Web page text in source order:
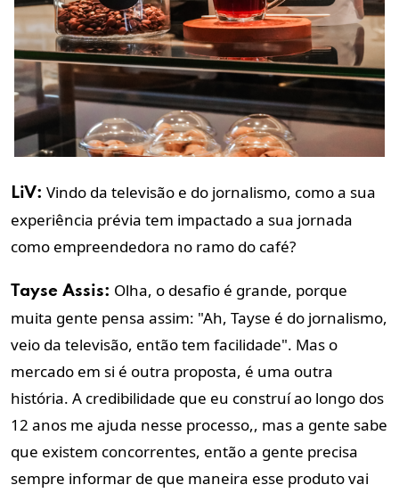
LiV: Vindo da televisão e do jornalismo, como a sua
experiência prévia tem impactado a sua jornada
como empreendedora no ramo do café?
Tayse Assis: Olha, o desafio é grande, porque
muita gente pensa assim: "Ah, Tayse é do jornalismo,
veio da televisão, então tem facilidade". Mas o
mercado em si é outra proposta, é uma outra
história. A credibilidade que eu construí ao longo dos
12 anos me ajuda nesse processo,, mas a gente sabe
que existem concorrentes, então a gente precisa
sempre informar de que maneira esse produto vai